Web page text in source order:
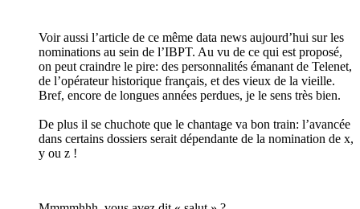
Voir aussi l’article de ce même data news aujourd’hui sur les
nominations au sein de l’IBPT. Au vu de ce qui est proposé,
on peut craindre le pire: des personnalités émanant de Telenet,
de l’opérateur historique français, et des vieux de la vieille.
Bref, encore de longues années perdues, je le sens très bien.
De plus il se chuchote que le chantage va bon train: l’avancée
dans certains dossiers serait dépendante de la nomination de x,
y ou z !